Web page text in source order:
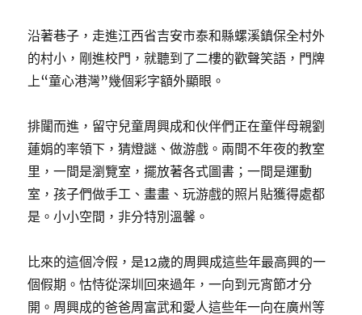
沿著巷子，走進江西省吉安市泰和縣螺溪鎮保全村外
的村小，剛進校門，就聽到了二樓的歡聲笑語，門牌
上“童心港灣”幾個彩字額外顯眼。
排闥而進，留守兒童周興成和伙伴們正在童伴母親劉
蓮娟的率領下，猜燈謎、做游戲。兩間不年夜的教室
里，一間是瀏覽室，擺放著各式圖書；一間是運動
室，孩子們做手工、畫畫、玩游戲的照片貼獲得處都
是。小小空間，非分特別溫馨。
比來的這個冷假，是12歲的周興成這些年最高興的一
個假期。怙恃從深圳回來過年，一向到元宵節才分
開。周興成的爸爸周富武和愛人這些年一向在廣州等